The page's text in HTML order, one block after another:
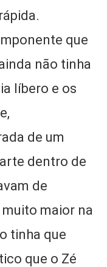
que
não tinha
líbero e os
de um
dentro de
de
maior na
tinha que
que o Zé